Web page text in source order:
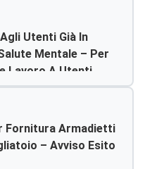
Utenti Già In
Mentale – Per
Lavoro A Utenti
Attraverso
Per L’istituzione
Fornitura Armadietti
– Avviso Esito